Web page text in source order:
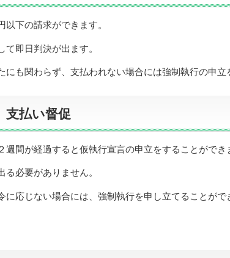
以下の請求ができます。
て即日判決が出ます。
にも関わらず、支払われない場合には強制執行の申立
支払い督促
週間が経過すると仮執行宣言の申立をすることができ
る必要がありません。
に応じない場合には、強制執行を申し立てることがで